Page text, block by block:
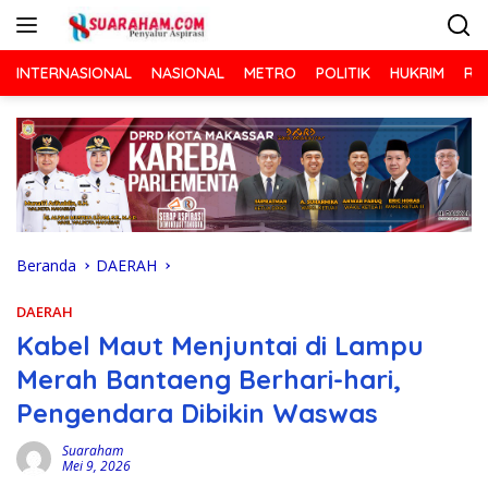
INTERNASIONAL NASIONAL METRO POLITIK HUKRIM
Beranda DAERAH
DAERAH
Kabel Maut Menjuntai di Lampu
Merah Bantaeng Berhari-hari,
Pengendara Dibikin Waswas
Suaraham
Mei 9, 2026